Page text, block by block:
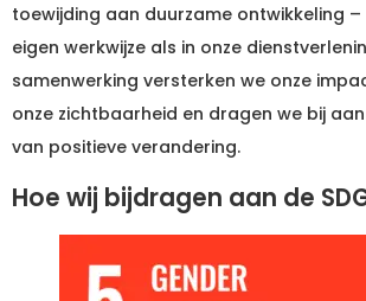
toewijding aan duurzame ontwikkeling –
eigen werkwijze als in onze
samenwerking versterken we onze
onze zichtbaarheid en dragen we bij
van positieve verandering.
Hoe wij bijdragen aan de